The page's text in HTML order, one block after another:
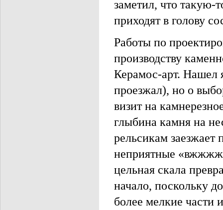
заметил, что такую-
приходят в голову
Работы по
производству
Керамос-арт. Нашел
проезжал), но о
визит на
глыбина камня на
рельсикам
неприятные
цельная скала
начало, поскольку
более мелкие части